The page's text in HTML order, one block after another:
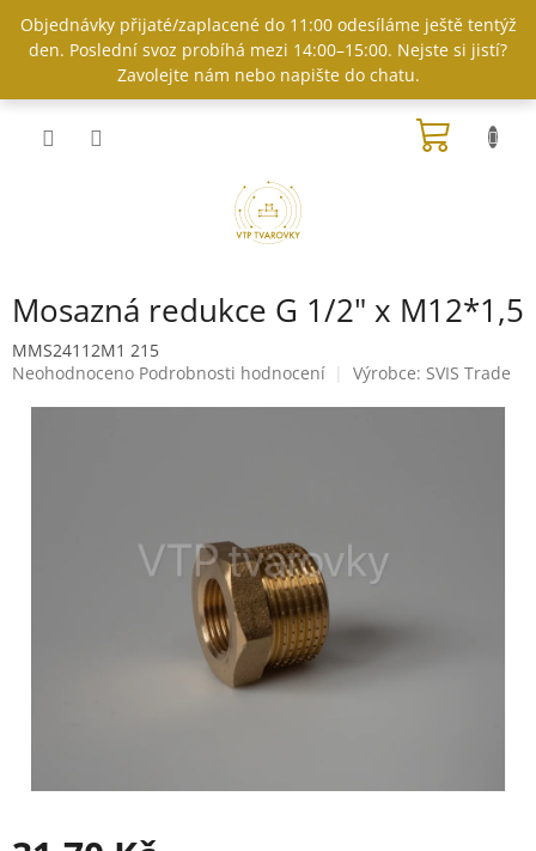
obsah
Objednávky přijaté/zaplacené do 11:00 odesíláme ještě tentýž
den. Poslední svoz probíhá mezi 14:00–15:00. Nejste si jistí?
Zavolejte nám nebo napište do chatu.
Mosazná redukce G 1/2" x M12*1,5
MMS24112M1 215
Průměrné
Neohodnoceno Podrobnosti hodnocení Výrobce: SVIS Trade